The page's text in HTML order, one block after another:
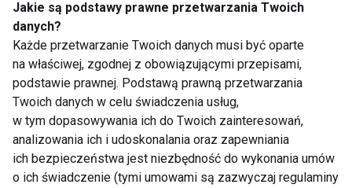
Dlaczego po obiedzie
chce ci się spać?
Dietetyk wyjaśnia 7
najczęstszych
przyczyn
Jedzenie oczami. Jak
kolor talerza wpływa
na apetyt?
Jakie są podstawy prawne przetwarzania Twoich
danych?
Każde przetwarzanie Twoich danych musi być oparte
na właściwej, zgodnej z obowiązującymi przepisami,
podstawie prawnej. Podstawą prawną przetwarzania
Twoich danych w celu świadczenia usług,
w tym dopasowywania ich do Twoich zainteresowań,
analizowania ich i udoskonalania oraz zapewniania
ich bezpieczeństwa jest niezbędność do wykonania umów
o ich świadczenie (tymi umowami są zazwyczaj regulaminy